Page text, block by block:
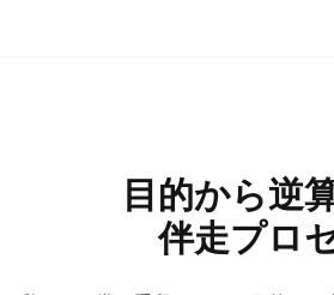
目的から逆
伴走プロ